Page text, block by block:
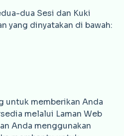
dua Sesi dan Kuki
yang dinyatakan di bawah:
untuk memberikan Anda
melalui Laman Web
Anda menggunakan